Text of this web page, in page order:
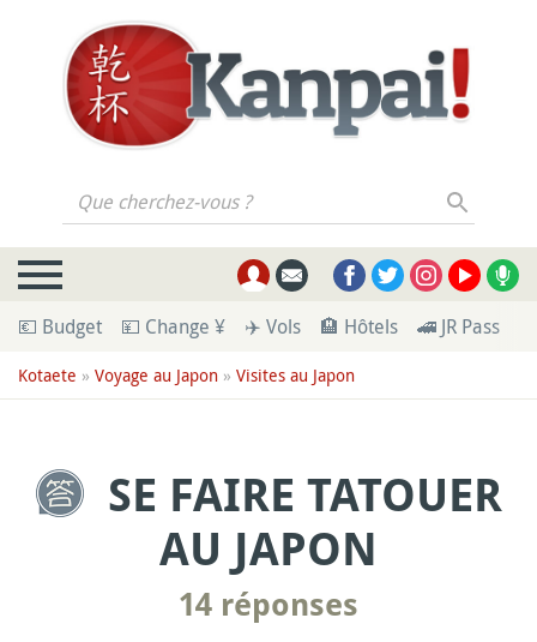
Que cherchez-vous ?
💶 Budget 💴 Change ¥ ✈️ Vols 🏨 Hôtels 🚄 JR Pass
Kotaete » Voyage au Japon » Visites au Japon
SE FAIRE TATOUER
AU JAPON
14 réponses